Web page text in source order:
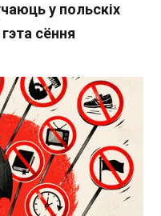
у польскіх
сёння